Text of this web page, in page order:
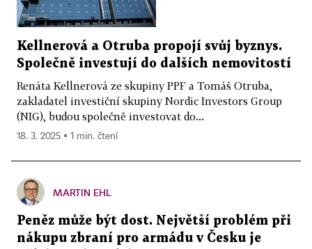
Kellnerová a Otruba propojí svůj byznys.
Společně investují do dalších nemovitostí
Renáta Kellnerová ze skupiny PPF a Tomáš Otruba,
zakladatel investiční skupiny Nordic Investors Group
(NIG), budou společně investovat do...
18. 3. 2025 ▪ 1 min. čtení
MARTIN EHL
Peněz může být dost. Největší problém při
nákupu zbraní pro armádu v Česku je